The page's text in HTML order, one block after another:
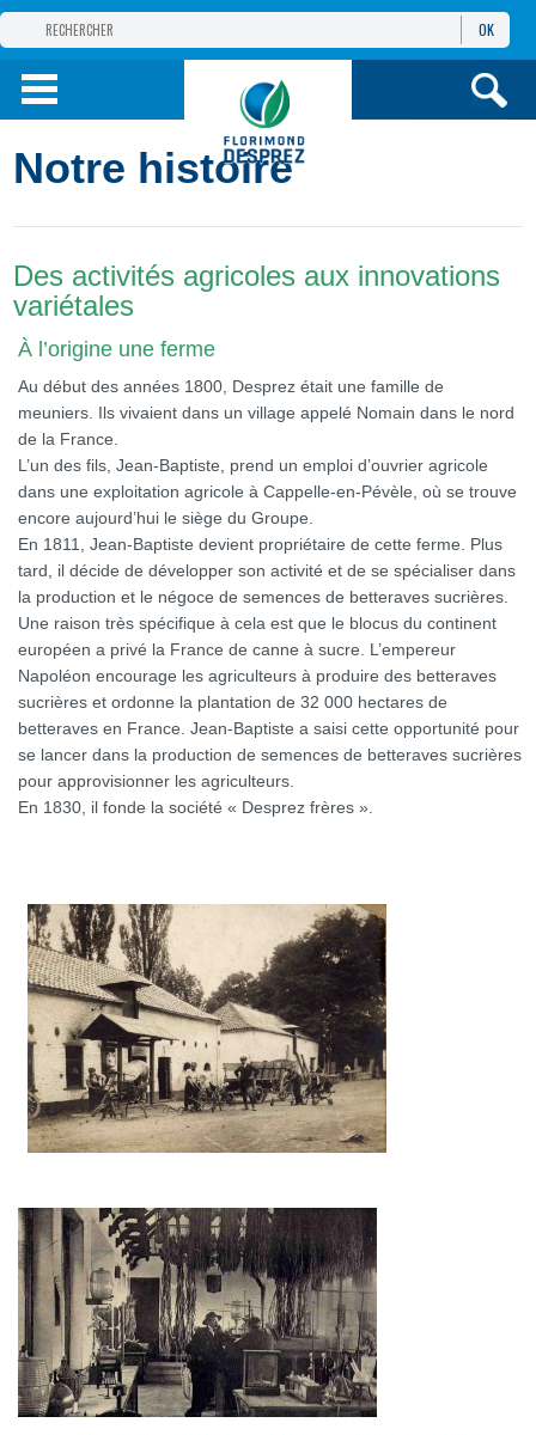
GROUPE
PRODUITS
OK
Notre histoire
Des activités agricoles aux innovations
variétales
À l’origine une ferme
Au début des années 1800, Desprez était une famille de
meuniers. Ils vivaient dans un village appelé Nomain dans le nord
de la France.
L’un des fils, Jean-Baptiste, prend un emploi d’ouvrier agricole
dans une exploitation agricole à Cappelle-en-Pévèle, où se trouve
encore aujourd’hui le siège du Groupe.
En 1811, Jean-Baptiste devient propriétaire de cette ferme. Plus
tard, il décide de développer son activité et de se spécialiser dans
la production et le négoce de semences de betteraves sucrières.
Une raison très spécifique à cela est que le blocus du continent
européen a privé la France de canne à sucre. L’empereur
Napoléon encourage les agriculteurs à produire des betteraves
sucrières et ordonne la plantation de 32 000 hectares de
betteraves en France. Jean-Baptiste a saisi cette opportunité pour
se lancer dans la production de semences de betteraves sucrières
pour approvisionner les agriculteurs.
En 1830, il fonde la société « Desprez frères ».